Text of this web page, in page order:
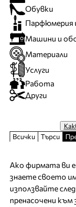
Обувки
Парфюмерия
Машини и
Материали
Услуги
Работа
Други
Всички
Търси
Ако фирмата ви е
знаете своето
използвайте
пренасочени към